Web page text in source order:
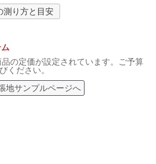
測り方と目安
の定価が設定されています。ご予算
ください。
地サンプルページへ